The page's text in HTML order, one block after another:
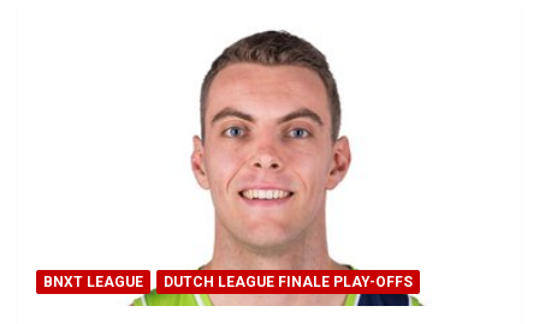
BNXT LEAGUE DUTCH LEAGUE FINALE PLAY-OFFS